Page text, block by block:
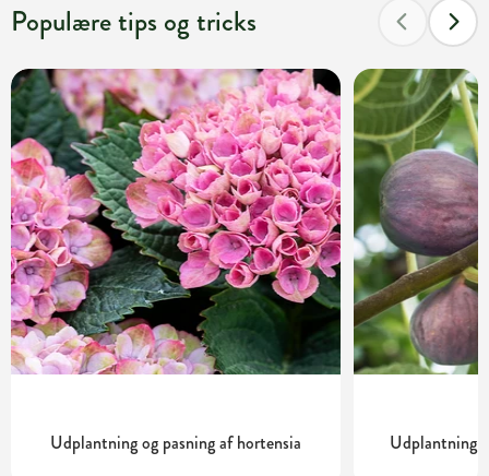
Populære tips og tricks
Udplantning og pasning af hortensia Udplantning